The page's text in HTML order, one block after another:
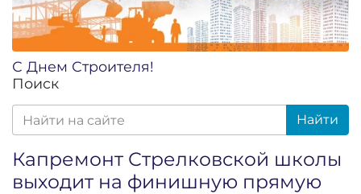
С Днем Строителя!
Поиск
Найти
Капремонт Стрелковской школы
выходит на финишную прямую